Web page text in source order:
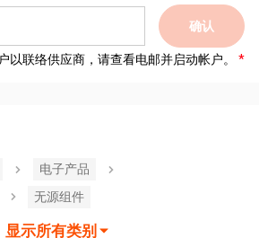
确认
以联络供应商，请查看电邮并启动帐户。
电子产品
无源组件
显示所有类别